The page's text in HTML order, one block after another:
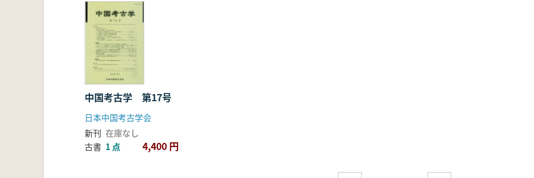
中国考古学 第17号
日本中国考古学会
新刊 在庫なし
古書 1 点 4,400 円